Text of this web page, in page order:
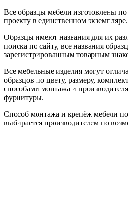
Все образцы мебели изготовлены
проекту в единственном экземпляре.
Образцы имеют названия для их
поиска по сайту, все названия
зарегистрированным товарным
Все мебельные изделия могут
образцов по цвету, размеру,
способами монтажа и
фурнитуры.
Способ монтажа и крепёж мебели
выбирается производителем по